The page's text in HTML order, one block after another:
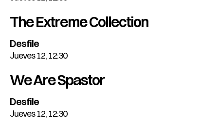
The Extreme Collection
Desfile
Jueves 12, 12:30
We Are Spastor
Desfile
Jueves 12, 12:30